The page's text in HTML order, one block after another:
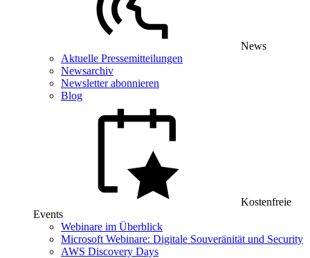
News
Aktuelle Pressemitteilungen
Newsarchiv
Newsletter abonnieren
Blog
Kostenfreie
Events
Webinare im Überblick
Microsoft Webinare: Digitale Souveränität und Security
AWS Discovery Days